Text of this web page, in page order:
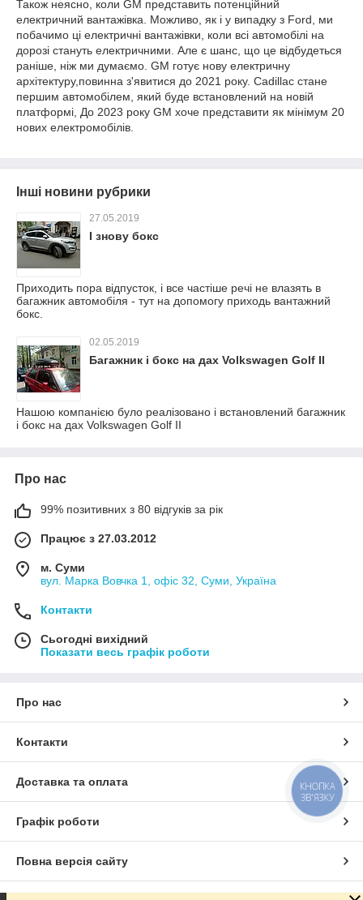
Також неясно, коли GM представить потенційний
електричний вантажівка. Можливо, як і у випадку з Ford, ми
побачимо ці електричні вантажівки, коли всі автомобілі на
дорозі стануть електричними. Але є шанс, що це відбудеться
раніше, ніж ми думаємо. GM готує нову електричну
архітектуру,повинна з'явитися до 2021 року. Cadillac стане
першим автомобілем, який буде встановлений на новій
платформі, До 2023 року GM хоче представити як мінімум 20
нових електромобілів.
Інші новини рубрики
27.05.2019
І знову бокс
Приходить пора відпусток, і все частіше речі не влазять в
багажник автомобіля - тут на допомогу приходь вантажний
бокс.
02.05.2019
Багажник і бокс на дах Volkswagen Golf II
Нашою компанією було реалізовано і встановлений багажник
і бокс на дах Volkswagen Golf II
Про нас
99% позитивних з 80 відгуків за рік
Працює з 27.03.2012
м. Суми
вул. Марка Вовчка 1, офіс 32, Суми, Україна
Контакти
Сьогодні вихідний
Показати весь графік роботи
Про нас
Контакти
Доставка та оплата
Графік роботи
Повна версія сайту
КНОПКА
ЗВ'ЯЗКУ